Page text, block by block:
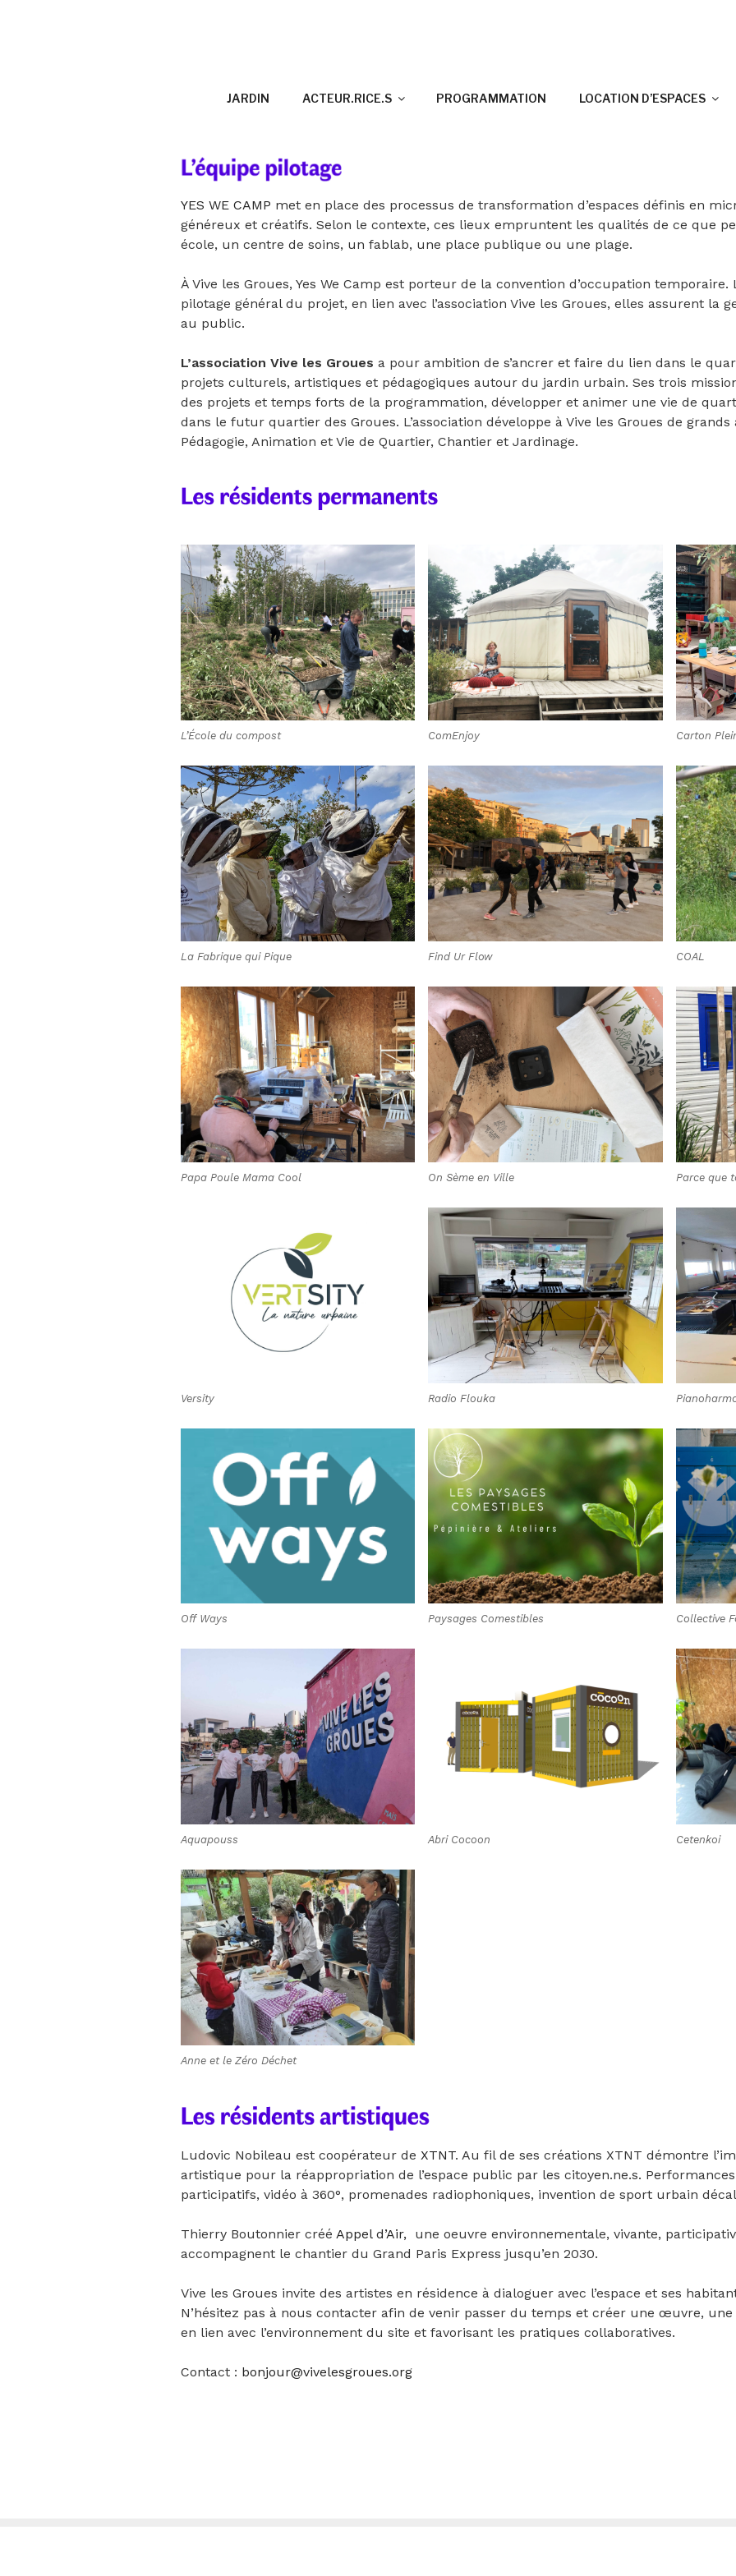
JARDIN ACTEUR.RICE.S PROGRAMMATION LOCATION D’ESPACES
YES WE CAMP met en place des processus de transformation d’espaces définis en
généreux et créatifs. Selon le contexte, ces lieux empruntent les qualités de ce que
école, un centre de soins, un fablab, une place publique ou une plage.
À Vive les Groues, Yes We Camp est porteur de la convention d’occupation temporaire.
pilotage général du projet, en lien avec l’association Vive les Groues, elles assurent la
au public.
L’association Vive les Groues a pour ambition de s’ancrer et faire du lien dans le
projets culturels, artistiques et pédagogiques autour du jardin urbain. Ses trois
des projets et temps forts de la programmation, développer et animer une vie de
dans le futur quartier des Groues. L’association développe à Vive les Groues de grands
Pédagogie, Animation et Vie de Quartier, Chantier et Jardinage.
L’École du compost ComEnjoy Carton
La Fabrique qui Pique Find Ur Flow COAL
Papa Poule Mama Cool On Sème en Ville Parce que
Versity Radio Flouka
Off Ways Paysages Comestibles Collective
Aquapouss Abri Cocoon Cetenkoi
Anne et le Zéro Déchet
Ludovic Nobileau est coopérateur de XTNT. Au fil de ses créations XTNT démontre
artistique pour la réappropriation de l’espace public par les citoyen.ne.s.
participatifs, vidéo à 360°, promenades radiophoniques, invention de sport urbain
Thierry Boutonnier créé Appel d’Air, une oeuvre environnementale, vivante,
accompagnent le chantier du Grand Paris Express jusqu’en 2030.
Vive les Groues invite des artistes en résidence à dialoguer avec l’espace et ses
N’hésitez pas à nous contacter afin de venir passer du temps et créer une œuvre,
en lien avec l’environnement du site et favorisant les pratiques collaboratives.
Contact : bonjour@vivelesgroues.org